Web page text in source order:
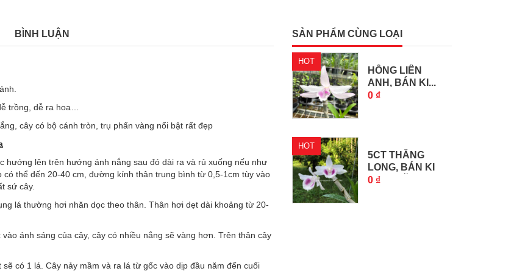
BÌNH LUẬN
trồng, dễ ra hoa…
cây có bộ cánh tròn, trụ phấn vàng nổi bật rất đẹp
hướng lên trên hướng ánh nắng sau đó dài ra và rủ xuống nếu như
thể đến 20-40 cm, đường kính thân trung bình từ 0,5-1cm tùy vào
sứ cây.
lá thường hơi nhăn dọc theo thân. Thân hơi dẹt dài khoảng từ 20-
ánh sáng của cây, cây có nhiều nắng sẽ vàng hơn. Trên thân cây
có 1 lá. Cây nảy mầm và ra lá từ gốc vào dịp đầu năm đến cuối
SẢN PHẨM CÙNG LOẠI
HOT
HỒNG LIÊN
ANH, BÁN KI...
0 ₫
HOT
5CT THĂNG
LONG, BÁN KI
5CT THĂNG...
0 ₫